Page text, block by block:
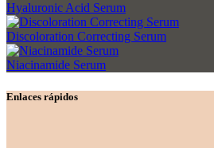
Hyaluronic Acid Serum
Discoloration Correcting Serum
Niacinamide Serum
Enlaces rápidos